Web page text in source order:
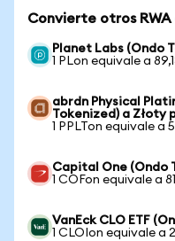
Convierte otros RWA
Planet Labs (Ondo
1 PLon equivale a
abrdn Physical
Tokenized) a Złoty
1 PPLTon equivale a
Capital One (Ondo
1 COFon equivale a
VanEck CLO ETF
1 CLOIon equivale a